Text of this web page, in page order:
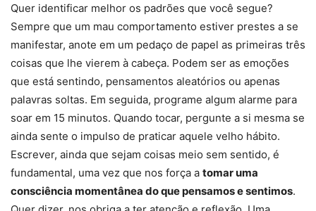
Quer identificar melhor os padrões que você segue?
Sempre que um mau comportamento estiver prestes a se
manifestar, anote em um pedaço de papel as primeiras três
coisas que lhe vierem à cabeça. Podem ser as emoções
que está sentindo, pensamentos aleatórios ou apenas
palavras soltas. Em seguida, programe algum alarme para
soar em 15 minutos. Quando tocar, pergunte a si mesma se
ainda sente o impulso de praticar aquele velho hábito.
Escrever, ainda que sejam coisas meio sem sentido, é
fundamental, uma vez que nos força a tomar uma
consciência momentânea do que pensamos e sentimos.